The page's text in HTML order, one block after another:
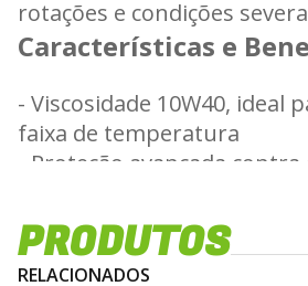
rotações e condições
Características e
- Viscosidade 10W40, ideal
faixa de temperatura
- Proteção avançada
- Estabilidade térmica e
- Ajuda a reduzir o
PRODUTOS
RELACIONADOS